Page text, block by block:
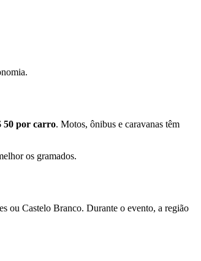
50 por carro. Motos, ônibus e caravanas têm
os gramados.
ou Castelo Branco. Durante o evento, a região